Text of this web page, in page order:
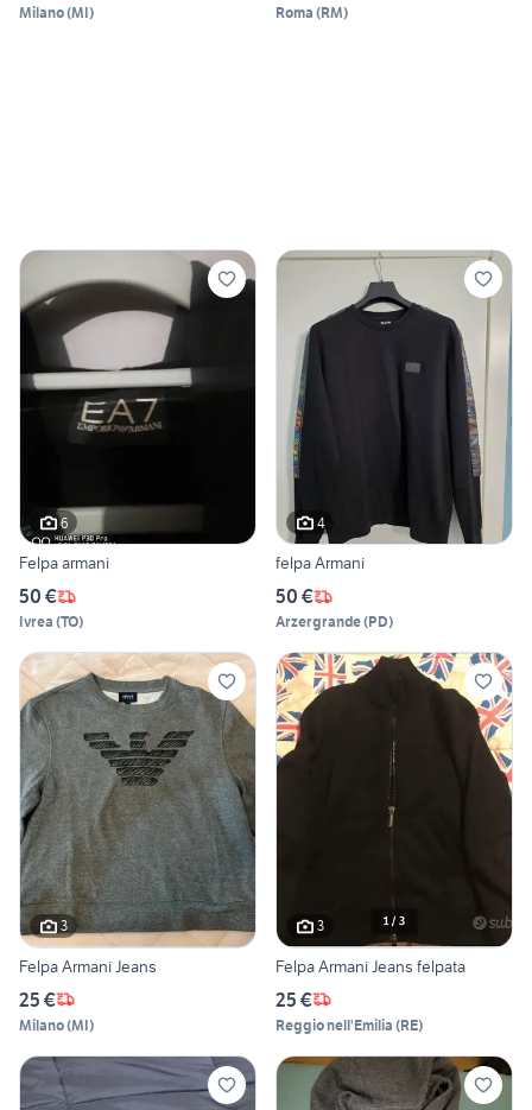
Milano(MI) Roma (RM)
6
Felpa armani
50 €
Ivrea (TO)
4
felpa Armani
50 €
Arzergrande(PD)
3
Felpa Armani Jeans
25 €
Milano(MI)
3
Felpa Armani Jeans felpata
25 €
Reggio nell'Emilia (RE)